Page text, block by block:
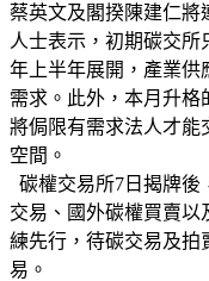
蔡英文及閣揆陳建仁將
人士表示，初期碳交所
年上半年展開，產業供
需求。此外，本月升格
將侷限有需求法人才能
空間。
碳權交易所7日揭牌後
交易、國外碳權買賣以
練先行，待碳交易及拍
易。